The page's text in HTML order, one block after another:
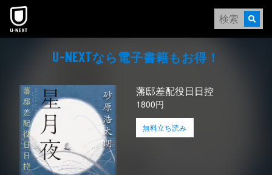
本文へスキップ
U-NEXTなら電⼦書籍もお得！
藩邸差配役日日控
1800円
無料立ち読み